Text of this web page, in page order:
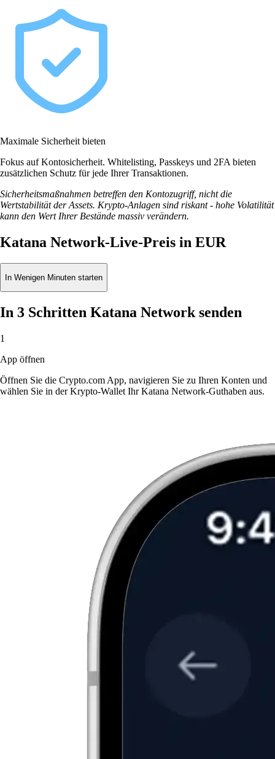
Maximale Sicherheit bieten
Fokus auf Kontosicherheit. Whitelisting, Passkeys und 2FA bieten
zusätzlichen Schutz für jede Ihrer Transaktionen.
Sicherheitsmaßnahmen betreffen den Kontozugriff, nicht die
Wertstabilität der Assets. Krypto-Anlagen sind riskant - hohe Volatilität
kann den Wert Ihrer Bestände massiv verändern.
Katana Network-Live-Preis in EUR
In Wenigen Minuten starten
In 3 Schritten Katana Network senden
1
App öffnen
Öffnen Sie die Crypto.com App, navigieren Sie zu Ihren Konten und
wählen Sie in der Krypto-Wallet Ihr Katana Network-Guthaben aus.